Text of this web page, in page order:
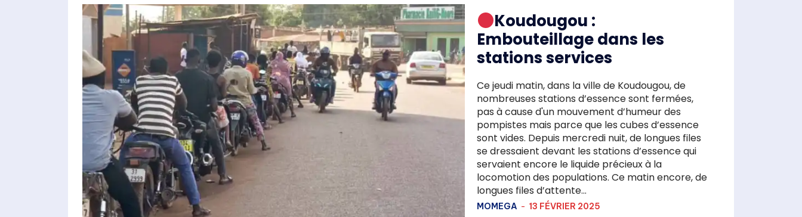
Koudougou :
Embouteillage dans les
stations services
Ce jeudi matin, dans la ville de Koudougou, de
nombreuses stations d’essence sont fermées,
pas à cause d'un mouvement d’humeur des
pompistes mais parce que les cubes d’essence
sont vides. Depuis mercredi nuit, de longues files
se dressaient devant les stations d’essence qui
servaient encore le liquide précieux à la
locomotion des populations. Ce matin encore, de
longues files d’attente...
MOMEGA - 13 FÉVRIER 2025